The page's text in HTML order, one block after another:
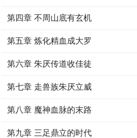
第四章 不周山底有玄机
第五章 炼化精血成大罗
第六章 朱厌传道收佳徒
第七章 走兽族朱厌立威
第八章 魔神血脉的末路
第九章 三足鼎立的时代